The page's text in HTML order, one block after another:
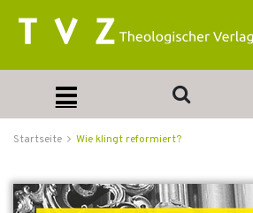
Startseite Wie klingt reformiert?